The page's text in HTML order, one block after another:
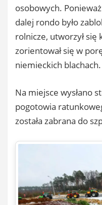
osobowych.
dalej rondo było
rolnicze, utworzył
zorientował się w
niemieckich blachach.
Na miejsce wysłano
pogotowia
została zabrana do